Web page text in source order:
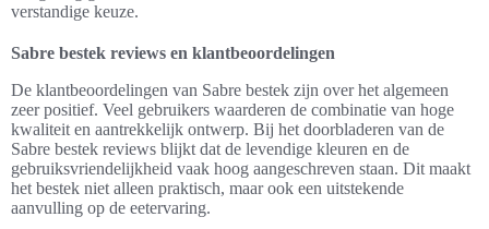
verstandige keuze.
Sabre bestek reviews en klantbeoordelingen
De klantbeoordelingen van Sabre bestek zijn over het algemeen
zeer positief. Veel gebruikers waarderen de combinatie van hoge
kwaliteit en aantrekkelijk ontwerp. Bij het doorbladeren van de
Sabre bestek reviews blijkt dat de levendige kleuren en de
gebruiksvriendelijkheid vaak hoog aangeschreven staan. Dit maakt
het bestek niet alleen praktisch, maar ook een uitstekende
aanvulling op de eetervaring.